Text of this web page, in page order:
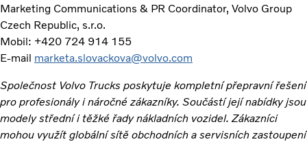
Marketing Communications & PR Coordinator, Volvo Group
Czech Republic, s.r.o.
Mobil: +420 724 914 155
E-mail marketa.slovackova@volvo.com
Společnost Volvo Trucks poskytuje kompletní přepravní řešení
pro profesionály i náročné zákazníky. Součástí její nabídky jsou
modely střední i těžké řady nákladních vozidel. Zákazníci
mohou využít globální sítě obchodních a servisních zastoupení